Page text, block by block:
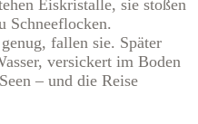
Eiskristalle, sie stoßen
Schneeflocken.
fallen sie. Später
versickert im Boden
– und die Reise